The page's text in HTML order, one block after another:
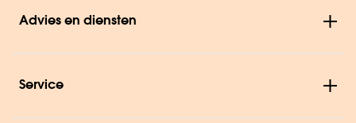
Advies en diensten
Service